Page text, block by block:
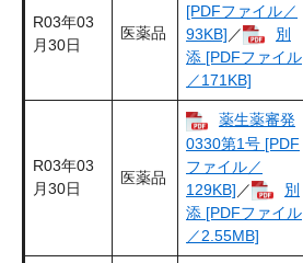
R03年03
月30日
医薬品
[PDFファイル／
93KB] ／
別
添 [PDFファイル
／171KB]
R03年03
月30日
医薬品
薬生薬審発
0330第1号 [PDF
ファイル／
129KB] ／
別
添 [PDFファイル
／2.55MB]